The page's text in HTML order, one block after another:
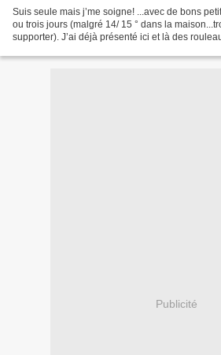
Suis seule mais j’me soigne! ...avec de bons
ou trois jours (malgré 14/ 15 ° dans la
supporter). J’ai déjà présenté ici et là des
Publicité